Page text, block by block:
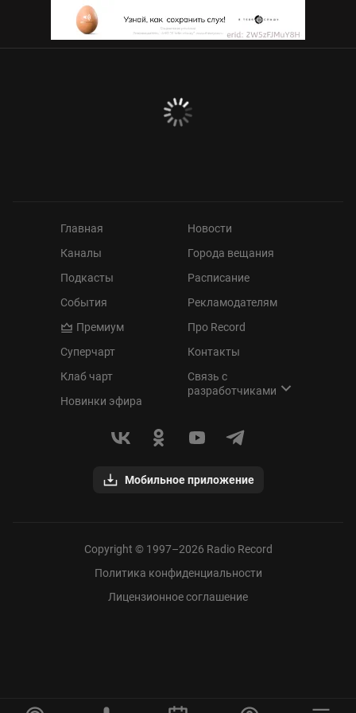
Главная
Каналы
Подкасты
События
Премиум
Суперчарт
Клаб чарт
Новинки эфира
Новости
Города вещания
Расписание
Рекламодателям
Про Record
Контакты
Связь с
разработчиками
Мобильное приложение
Copyright © 1997–2026 Radio Record
Политика конфиденциальности
Лицензионное соглашение